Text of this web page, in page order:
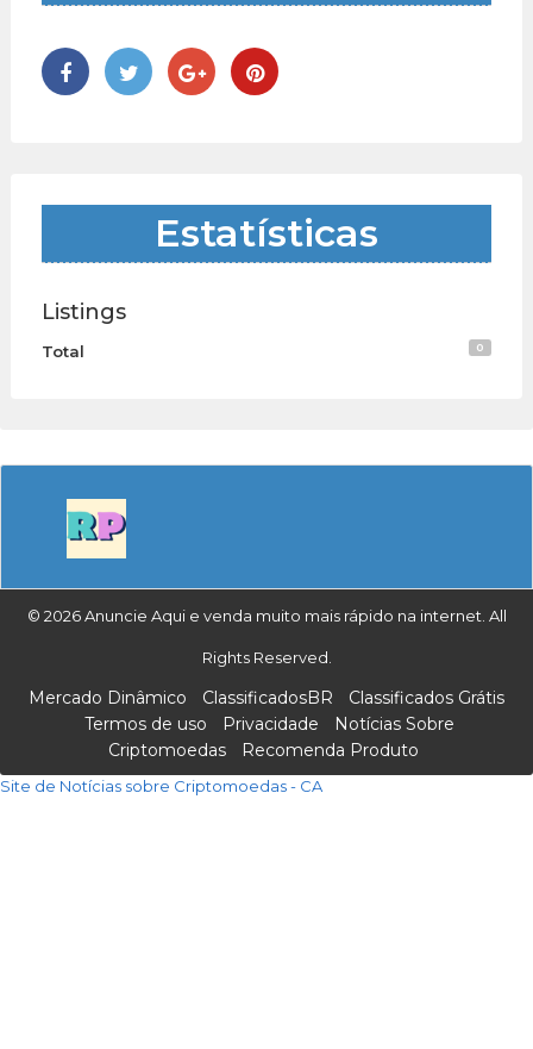
Estatísticas
Listings
Total 0
© 2026 Anuncie Aqui e venda muito mais rápido na internet. All
Rights Reserved.
Mercado Dinâmico ClassificadosBR
Classificados Grátis
Termos de uso
Privacidade
Notícias Sobre
Criptomoedas
Recomenda Produto
Site de Notícias sobre Criptomoedas - CA